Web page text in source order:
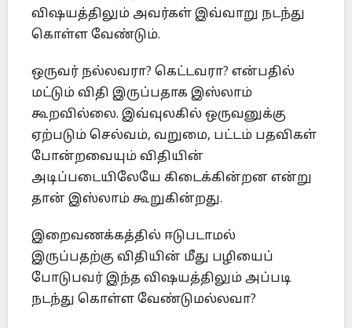
விஷயத்திலும் அவர்கள் இவ்வாறு நடந்து
கொள்ள வேண்டும்.
ஒருவர் நல்லவரா? கெட்டவரா? என்பதில்
மட்டும் விதி இருப்பதாக இஸ்லாம்
கூறவில்லை. இவ்வுலகில் ஒருவனுக்கு
ஏற்படும் செல்வம், வறுமை, பட்டம் பதவிகள்
போன்றவையும் விதியின்
அடிப்படையிலேயே கிடைக்கின்றன என்று
தான் இஸ்லாம் கூறுகின்றது.
இறைவணக்கத்தில் ஈடுபடாமல்
இருப்பதற்கு விதியின் மீது பழியைப்
போடுபவர் இந்த விஷயத்திலும் அப்படி
நடந்து கொள்ள வேண்டுமல்லவா?